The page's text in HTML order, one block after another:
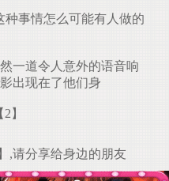
事情怎么可能有人做的
一道令人意外的语音响
出现在了他们身
2】
,请分享给身边的朋友